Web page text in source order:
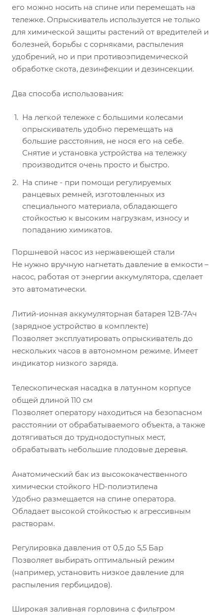
его можно носить на спине или перемещать на
тележке. Опрыскиватель используется не только
для химической защиты растений от вредителей и
болезней, борьбы с сорняками, распыления
удобрений, но и при противоэпидемической
обработке скота, дезинфекции и дезинсекции.
Два способа использования:
На легкой тележке с большими колесами
опрыскиватель удобно перемещать на
большие расстояния, не нося его на себе.
Снятие и установка устройства на тележку
производится очень просто и быстро.
На спине - при помощи регулируемых
ранцевых ремней, изготовленных из
специального материала, обладающего
стойкостью к высоким нагрузкам, износу и
попаданию химикатов.
Поршневой насос из нержавеющей стали
Не нужно вручную нагнетать давление в емкости –
насос, работая от энергии аккумулятора, сделает
это автоматически.
Литий-ионная аккумуляторная батарея 12В-7Ач
(зарядное устройство в комплекте)
Позволяет эксплуатировать опрыскиватель до
нескольких часов в автономном режиме. Имеет
индикатор низкого заряда.
Телескопическая насадка в латунном корпусе
общей длиной 110 см
Позволяет оператору находиться на безопасном
расстоянии от обрабатываемого объекта, а также
дотягиваться до труднодоступных мест,
обрабатывать небольшие плодовые деревья.
Анатомический бак из высококачественного
химически стойкого HD-полиэтилена
Удобно размещается на спине оператора.
Обладает высокой стойкостью к агрессивным
растворам.
Регулировка давления от 0,5 до 5,5 Бар
Позволяет выбирать оптимальный режим
(например, установить низкое давление для
распыления гербицидов).
Широкая заливная горловина с фильтром